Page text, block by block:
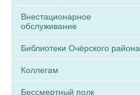
Внестационарное
обслуживание
Библиотеки Очёрского района
Коллегам
Бессмертный полк